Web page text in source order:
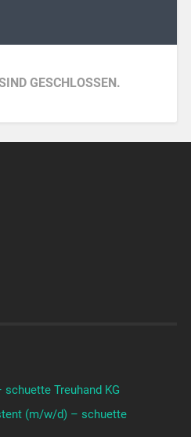
GESCHLOSSEN.
Treuhand KG
(m/w/d) – schuette